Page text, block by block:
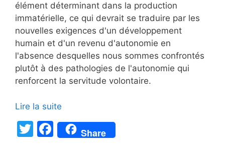
élément déterminant dans la production
immatérielle, ce qui devrait se traduire par les
nouvelles exigences d'un développement
humain et d'un revenu d'autonomie en
l'absence desquelles nous sommes confrontés
plutôt à des pathologies de l'autonomie qui
renforcent la servitude volontaire.
Lire la suite
T
F
a
Share